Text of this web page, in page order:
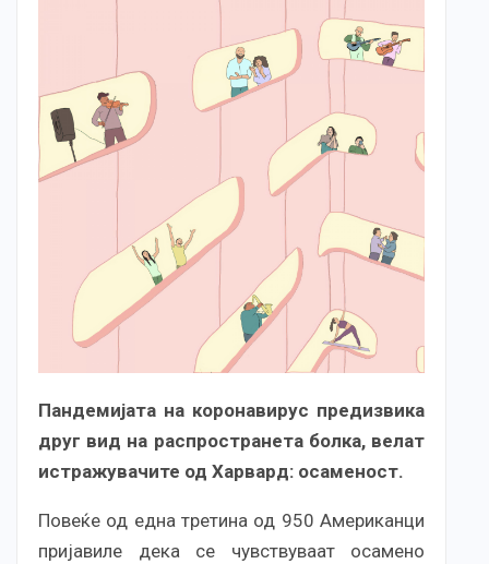
Пандемијата на коронавирус предизвика
друг вид на распространета болка, велат
истражувачите од Харвард: осаменост.
Повеќе од една третина од 950 Американци
пријавиле дека се чувствуваат осамено